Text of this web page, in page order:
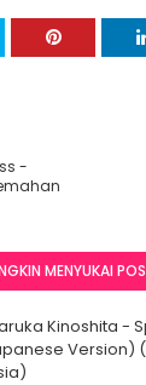
-
MENYUKAI
Kinoshita -
Version)